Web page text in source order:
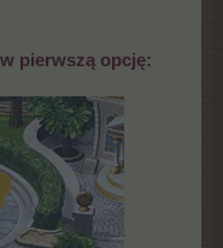
pierwszą opcję: